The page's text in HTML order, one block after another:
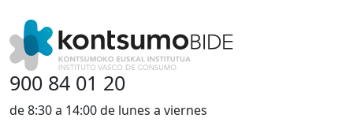
900 84 01 20
de 8:30 a 14:00 de lunes a viernes